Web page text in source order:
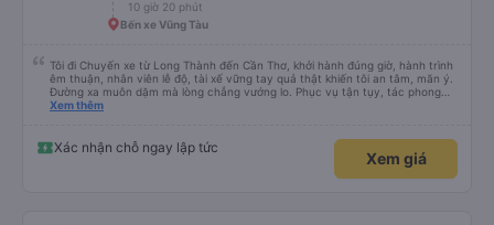
10 giờ 20 phút
Bến xe Vũng Tàu
Tôi đi Chuyến xe từ Long Thành đến Cần Thơ, khởi hành đúng giờ, hành trình
êm thuận, nhân viên lễ độ, tài xế vững tay quả thật khiến tôi an tâm, mãn ý.
Đường xa muôn dặm mà lòng chẳng vướng lo. Phục vụ tận tụy, tác phong
nghiêm cẩn, hiếm thấy giữa thời buổi kim tiền vội vã. Xã hội loạn đạo. Xin gửi
Xem thêm
Xác nhận chỗ ngay lập tức
Xem giá